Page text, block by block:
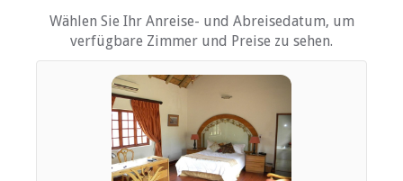
Rauchen: nicht erlaubt
Tee- und Kaffeekocher
Fernsehen (mit M-Net)
Fernsehen (mit Satellit)
EINRICHTUNGEN AUF DEM GELÄNDE
Klimaanlage
Geschäftseinrichtungen
Wählen Sie Ihr Anreise- und Abreisedatum, um
verfügbare Zimmer und Preise zu sehen.